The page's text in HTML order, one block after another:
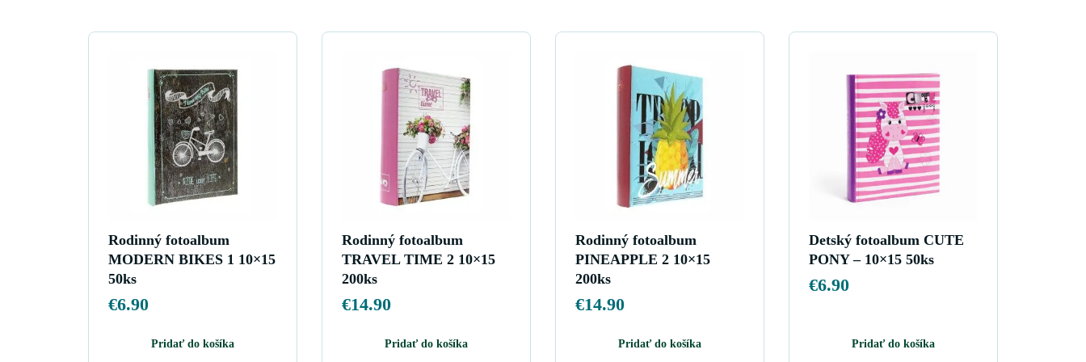
Rodinný fotoalbum
MODERN BIKES 1 10×15
50ks
€6.90
Pridať do košíka
Rodinný fotoalbum
TRAVEL TIME 2 10×15
200ks
€14.90
Pridať do košíka
Rodinný fotoalbum
PINEAPPLE 2 10×15
200ks
€14.90
Pridať do košíka
Detský fotoalbum CUTE
PONY – 10×15 50ks
€6.90
Pridať do košíka